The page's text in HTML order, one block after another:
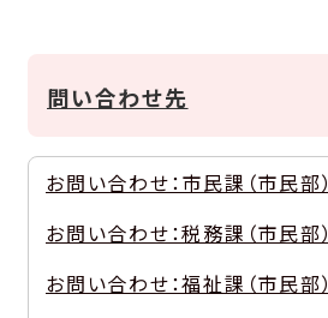
問い合わせ先
お問い合わせ：市民課（市民部）
お問い合わせ：税務課（市民部）
お問い合わせ：福祉課（市民部）